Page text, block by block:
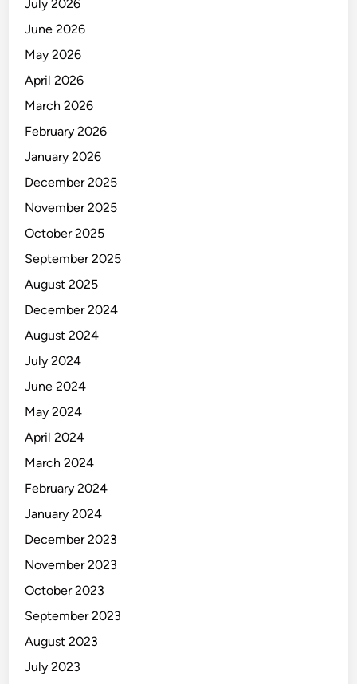
July 2026
June 2026
May 2026
April 2026
March 2026
February 2026
January 2026
December 2025
November 2025
October 2025
September 2025
August 2025
December 2024
August 2024
July 2024
June 2024
May 2024
April 2024
March 2024
February 2024
January 2024
December 2023
November 2023
October 2023
September 2023
August 2023
July 2023